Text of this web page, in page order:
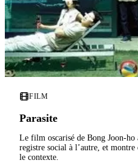
FILM
Parasite
Le film oscarisé de Bong Joon-ho
registre social à l’autre, et
le contexte.